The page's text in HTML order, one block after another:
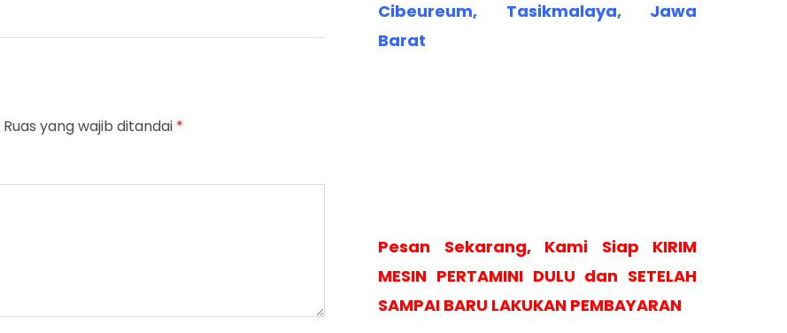
Ruas yang wajib ditandai *
Cibeureum, Tasikmalaya, Jawa
Barat
Pesan Sekarang, Kami Siap KIRIM
MESIN PERTAMINI DULU dan SETELAH
SAMPAI BARU LAKUKAN PEMBAYARAN